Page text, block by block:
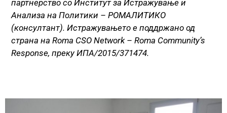
партнерство со Институт за Истражување и
Анализа на Политики – РОМАЛИТИКО
(консултант). Истражувањето е поддржано од
страна на Roma CSO Network – Roma Community’s
Response, преку ИПА/2015/371474.